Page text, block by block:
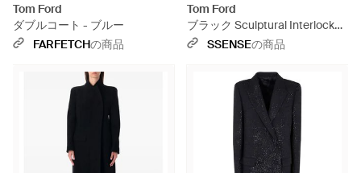
Tom Ford
ダブルコート - ブルー
FARFETCHの商品
Tom Ford
ブラック Sculptural Interlock
Open コート
SSENSEの商品